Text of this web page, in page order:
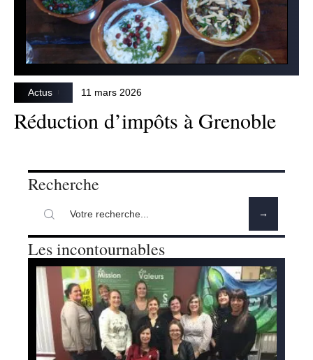
Actus 11 mars 2026
Réduction d’impôts à Grenoble
Recherche
Les incontournables